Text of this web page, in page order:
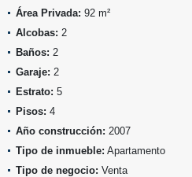
Área Privada: 92 m²
Alcobas: 2
Baños: 2
Garaje: 2
Estrato: 5
Pisos: 4
Año construcción: 2007
Tipo de inmueble: Apartamento
Tipo de negocio: Venta